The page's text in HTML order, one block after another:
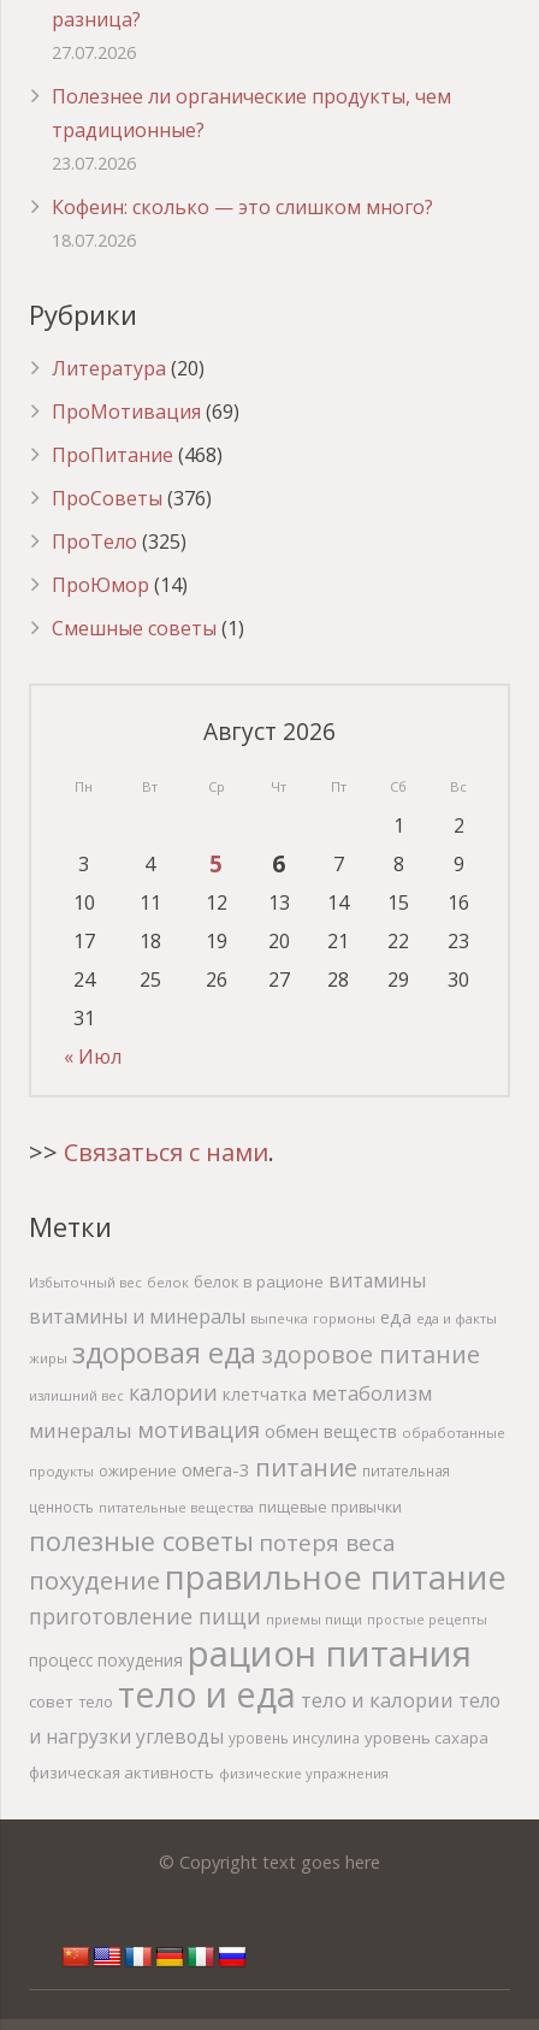
разница?
27.07.2026
Полезнее ли органические продукты, чем
традиционные?
23.07.2026
Кофеин: сколько — это слишком много?
18.07.2026
Рубрики
Литература (20)
ПроМотивация (69)
ПроПитание (468)
ПроСоветы (376)
ПроТело (325)
ПроЮмор (14)
Смешные советы (1)
Август 2026
Пн Вт Ср Чт Пт Сб Вс
« Июл
1
2
3
4 5 6 7 8
9
10
11 12 13 14 15
16
17
18 19 20 21 22
23
24
25 26 27 28 29
30
31
>> Связаться с нами.
Метки
Избыточный вес белок белок в рационе витамины
витамины и минералы выпечка гормоны еда еда и факты
жиры здоровая еда здоровое питание
излишний вес калории клетчатка метаболизм
минералы мотивация обмен веществ обработанные
продукты ожирение омега-3 питание питательная
ценность питательные вещества пищевые привычки
полезные советы потеря веса
похудение правильное питание
приготовление пищи приемы пищи простые рецепты
процесс похудения рацион питания
совет тело тело и еда тело и калории тело
и нагрузки углеводы уровень инсулина уровень сахара
физическая активность физические упражнения
© Copyright text goes here